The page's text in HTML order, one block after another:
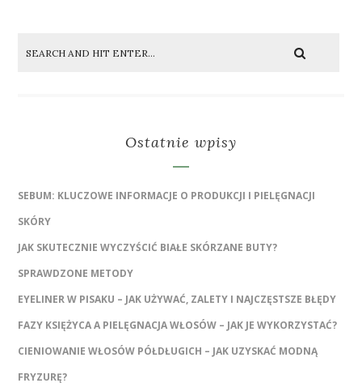
Ostatnie wpisy
SEBUM: KLUCZOWE INFORMACJE O PRODUKCJI I PIELĘGNACJI
SKÓRY
JAK SKUTECZNIE WYCZYŚCIĆ BIAŁE SKÓRZANE BUTY?
SPRAWDZONE METODY
EYELINER W PISAKU – JAK UŻYWAĆ, ZALETY I NAJCZĘSTSZE BŁĘDY
FAZY KSIĘŻYCA A PIELĘGNACJA WŁOSÓW – JAK JE WYKORZYSTAĆ?
CIENIOWANIE WŁOSÓW PÓŁDŁUGICH – JAK UZYSKAĆ MODNĄ
FRYZURĘ?